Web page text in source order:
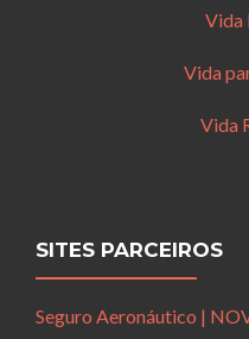
Vida
Vida
Vida
SITES PARCEIROS
Seguro Aeronáutico |